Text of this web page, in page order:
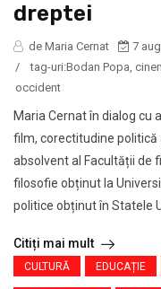
dreptei
de Maria Cernat
7
/
tag-uri:Bodan Popa
occident
Maria Cernat în dialog cu
film, corectitudine politică
absolvent al Facultății de
filosofie obținut la
politice obținut în Statele
Citiți mai mult
CULTURĂ EDUCAȚIE